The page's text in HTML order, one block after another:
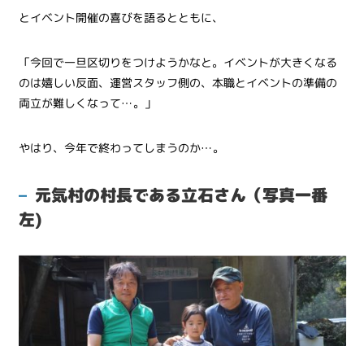
とイベント開催の喜びを語るとともに、
「今回で一旦区切りをつけようかなと。イベントが大きくなる
のは嬉しい反面、運営スタッフ側の、本職とイベントの準備の
両立が難しくなって…。」
やはり、今年で終わってしまうのか…。
元気村の村長である立石さん（写真一番
左)